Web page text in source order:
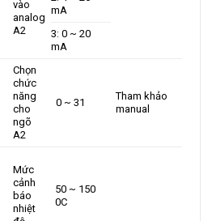
vào
analog
A2
mA
3: 0 ~ 20
mA
Chọn
chức
năng
cho
ngõ
A2
0 ~ 31
Tham khảo
manual
Mức
cảnh
báo
nhiệt
50 ~ 150
0C